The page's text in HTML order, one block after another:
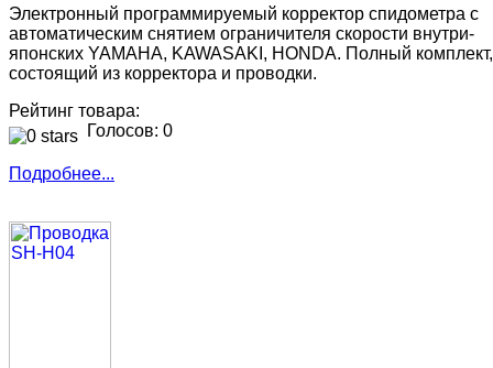
Электронный программируемый корректор спидометра с
автоматическим снятием ограничителя скорости внутри-
японских YAMAHA, KAWASAKI, HONDA. Полный комплект,
состоящий из корректора и проводки.
Рейтинг товара:
Голосов: 0
Подробнее...